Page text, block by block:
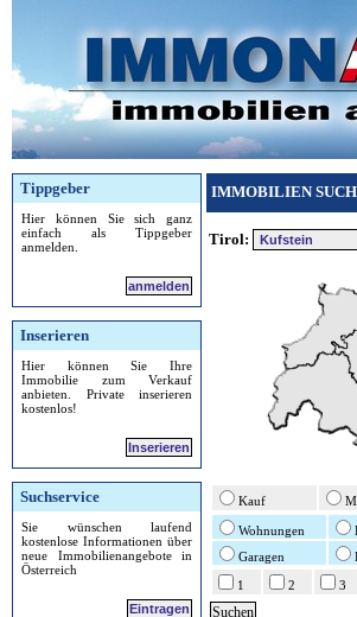
Tippgeber
Hier können Sie sich ganz
einfach als Tippgeber
anmelden.
anmelden
Inserieren
Hier können Sie Ihre
Immobilie zum Verkauf
anbieten. Private inserieren
kostenlos!
Inserieren
Suchservice
Sie wünschen laufend
kostenlose Informationen über
neue Immobilienangebote in
Österreich
Eintragen
IMMOBILIEN
Tirol:
Kauf
Wohnungen
Garagen
1
2 3